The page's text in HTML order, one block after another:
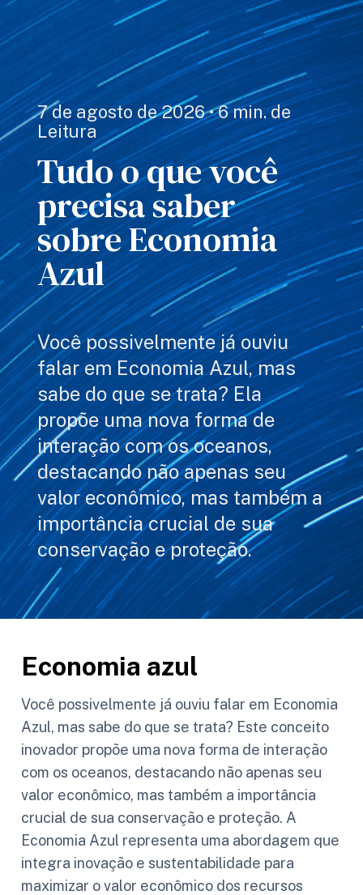
7 de agosto de 2026 • 6 min. de
Leitura
Tudo o que você
precisa saber
sobre Economia
Azul
Você possivelmente já ouviu
falar em Economia Azul, mas
sabe do que se trata? Ela
propõe uma nova forma de
interação com os oceanos,
destacando não apenas seu
valor econômico, mas também a
importância crucial de sua
conservação e proteção.
Economia azul
Você possivelmente já ouviu falar em Economia
Azul, mas sabe do que se trata? Este conceito
inovador propõe uma nova forma de interação
com os oceanos, destacando não apenas seu
valor econômico, mas também a importância
crucial de sua conservação e proteção. A
Economia Azul representa uma abordagem que
integra inovação e sustentabilidade para
maximizar o valor econômico dos recursos